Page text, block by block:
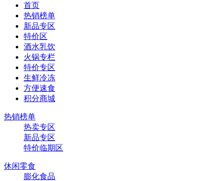
首页
热销榜单
新品专区
特价区
酒水乳饮
火锅专栏
特价专区
生鲜冷冻
方便速食
积分商城
热销榜单
热卖专区
新品专区
特价临期区
休闲零食
膨化食品